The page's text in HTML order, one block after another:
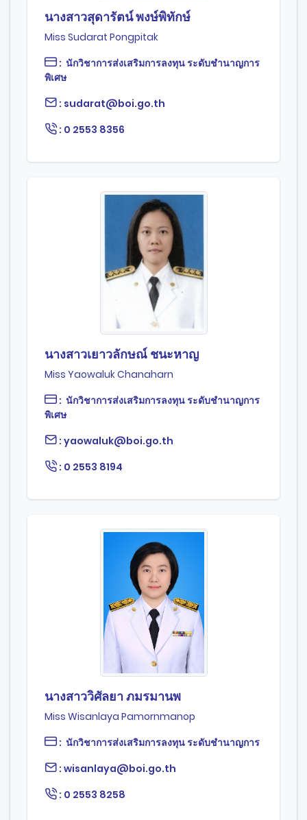
นางสาวสุดารัตน์ พงษ์พิทักษ์
Miss Sudarat Pongpitak
: นักวิชาการส่งเสริมการลงทุน ระดับชำนาญการ
พิเศษ
: sudarat@boi.go.th
: 0 2553 8356
นางสาวเยาวลักษณ์ ชนะหาญ
Miss Yaowaluk Chanaharn
: นักวิชาการส่งเสริมการลงทุน ระดับชำนาญการ
พิเศษ
: yaowaluk@boi.go.th
: 0 2553 8194
นางสาววิศัลยา ภมรมานพ
Miss Wisanlaya Pamornmanop
: นักวิชาการส่งเสริมการลงทุน ระดับชำนาญการ
: wisanlaya@boi.go.th
: 0 2553 8258